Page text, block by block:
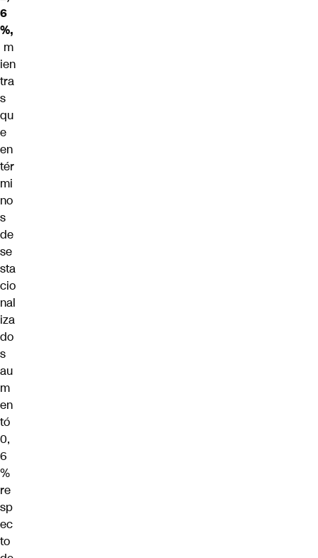
6
%,
m
ien
tra
s
qu
e
en
tér
mi
no
s
de
se
sta
cio
nal
iza
do
s
au
m
en
tó
0,
6
%
re
sp
ec
to